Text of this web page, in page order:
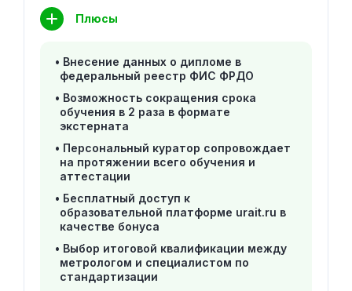
Плюсы
Внесение данных о дипломе в
федеральный реестр ФИС ФРДО
Возможность сокращения срока
обучения в 2 раза в формате
экстерната
Персональный куратор сопровождает
на протяжении всего обучения и
аттестации
Бесплатный доступ к
образовательной платформе urait.ru в
качестве бонуса
Выбор итоговой квалификации между
метрологом и специалистом по
стандартизации